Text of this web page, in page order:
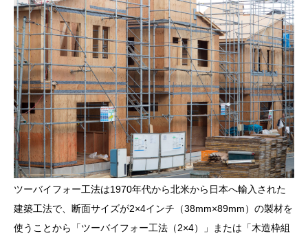
ツーバイフォー工法は1970年代から北米から日本へ輸入された
建築工法で、断面サイズが2×4インチ（38mm×89mm）の製材を
使うことから「ツーバイフォー工法（2×4）」または「木造枠組